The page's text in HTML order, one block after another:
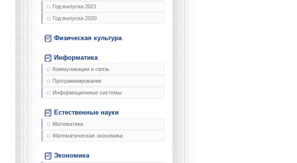
Год выпуска 2021
Год выпуска 2020
Физическая культура
Информатика
Коммуникации и связь
Программирование
Информационные системы
Естественные науки
Математика
Математическая экономика
Экономика